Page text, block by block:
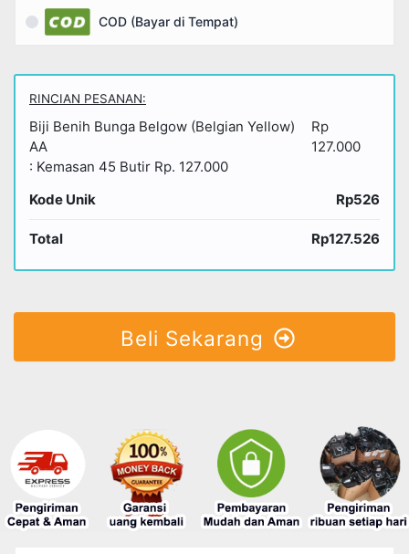
COD (Bayar di Tempat)
RINCIAN PESANAN:
Biji Benih Bunga Belgow (Belgian Yellow)
AA
: Kemasan 45 Butir Rp. 127.000
Rp
127.000
Kode Unik Rp526
Total Rp127.526
Beli Sekarang